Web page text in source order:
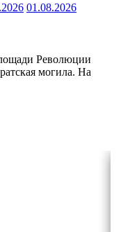
01.08.2026
Революции
могила. На